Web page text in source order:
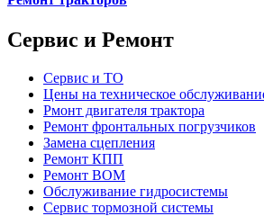
Сервис и Ремонт
Сервис и ТО
Цены на техническое
Рмонт двигателя трактора
Ремонт фронтальных погрузчиков
Замена сцепления
Ремонт КПП
Ремонт ВОМ
Обслуживание гидросистемы
Сервис тормозной системы